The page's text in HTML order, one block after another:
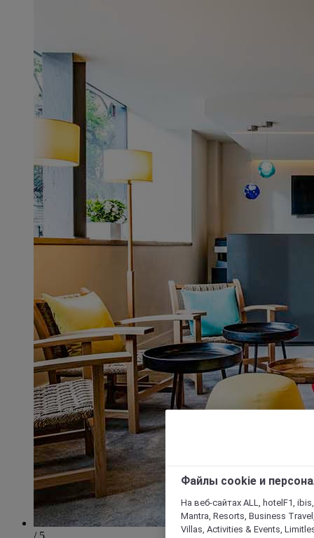
/ 5
Файлы cookie и
На веб-сайтах ALL, hotelF1,
Mantra, Resorts, Business
Villas, Activities & Events,